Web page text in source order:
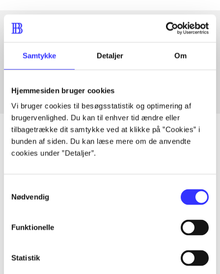
Samtykke Detaljer Om
Hjemmesiden bruger cookies
Vi bruger cookies til besøgsstatistik og optimering af
brugervenlighed. Du kan til enhver tid ændre eller
tilbagetrække dit samtykke ved at klikke på ”Cookies” i
bunden af siden. Du kan læse mere om de anvendte
cookies under ”Detaljer”.
Nødvendig
Funktionelle
Statistik
Artikler med samme emner